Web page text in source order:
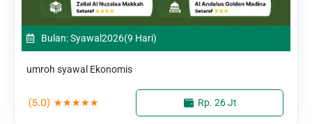
Bulan: Syawal2026(9 Hari)
umroh syawal Ekonomis
(5.0) ★★★★★ Rp. 26 Jt